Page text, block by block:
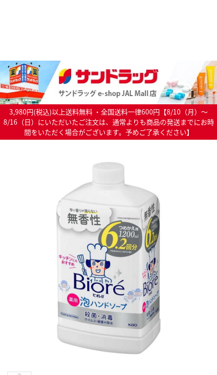
3,980円(税込)以上送料無料 ・全国送料一律600円【8/10（月）～
8/16（日）にいただいたご注文は、通常よりも商品の発送までにお時
間をいただく場合がございます。予めご了承ください】